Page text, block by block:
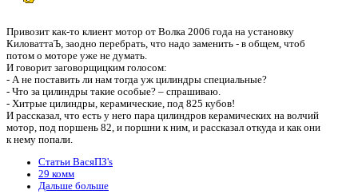
Привозит как-то клиент мотор от Волка 2006 года на установку
КиловаттаЪ, заодно перебрать, что надо заменить - в общем, чтоб
потом о моторе уже не думать.
И говорит заговорщицким голосом:
- А не поставить ли нам тогда уж цилиндры специальные?
- Что за цилиндры такие особые? – спрашиваю.
- Хитрые цилиндры, керамические, под 825 кубов!
И рассказал, что есть у него пара цилиндров керамических на волчий
мотор, под поршень 82, и поршни к ним, и рассказал откуда и как они
к нему попали.
Статьи ВасяПЗ's
29 комм
Дальше больше